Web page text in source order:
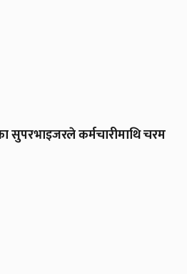
सुपरभाइजरले कर्मचारीमाथि चरम